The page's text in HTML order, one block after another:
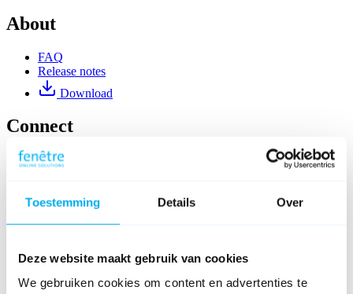
Toestemming Details Over
Deze website maakt gebruik van cookies
We gebruiken cookies om content en advertenties te
About
FAQ
Release notes
Download
Connect